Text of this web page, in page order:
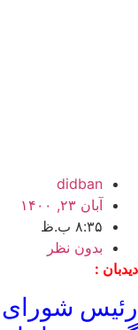
didban
آبان ۲۳, ۱۴۰۰
۸:۳۵ ب.ظ
بدون نظر
دیدبان :
رئیس